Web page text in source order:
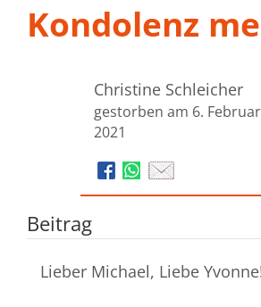
Kondolenz
Christine Schleicher
gestorben am 6. Februar
2021
Beitrag
Lieber Michael, Liebe